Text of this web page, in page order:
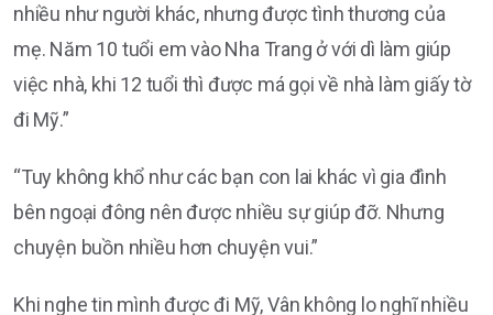
nhiều như người khác, nhưng được tình thương của
mẹ. Năm 10 tuổi em vào Nha Trang ở với dì làm giúp
việc nhà, khi 12 tuổi thì được má gọi về nhà làm giấy tờ
đi Mỹ.”
“Tuy không khổ như các bạn con lai khác vì gia đình
bên ngoại đông nên được nhiều sự giúp đỡ. Nhưng
chuyện buồn nhiều hơn chuyện vui.”
Khi nghe tin mình được đi Mỹ, Vân không lo nghĩ nhiều